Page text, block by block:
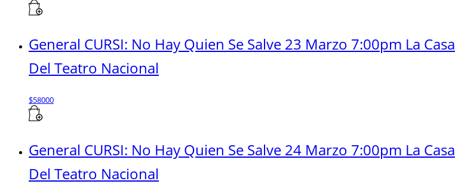
General CURSI: No Hay Quien Se Salve 23 Marzo 7:00pm La Casa
Del Teatro Nacional
$58000
General CURSI: No Hay Quien Se Salve 24 Marzo 7:00pm La Casa
Del Teatro Nacional